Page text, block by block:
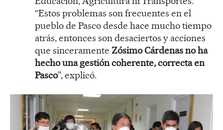
“Estos problemas son frecuentes en el
pueblo de Pasco desde hace mucho tiempo
atrás, entonces son desaciertos y acciones
que sinceramente Zósimo Cárdenas no ha
hecho una gestión coherente, correcta en
Pasco”, explicó.